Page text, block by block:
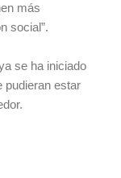
más
social”.
se ha iniciado
pudieran estar